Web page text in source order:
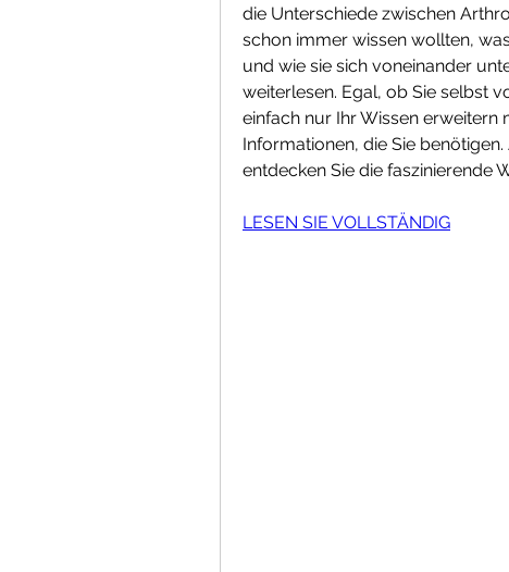
die Unterschiede zwischen
schon immer wissen wollten,
und wie sie sich voneinander
weiterlesen. Egal, ob Sie selbst
einfach nur Ihr Wissen erweitern
Informationen, die Sie
entdecken Sie die faszinierende
LESEN SIE VOLLSTÄNDIG